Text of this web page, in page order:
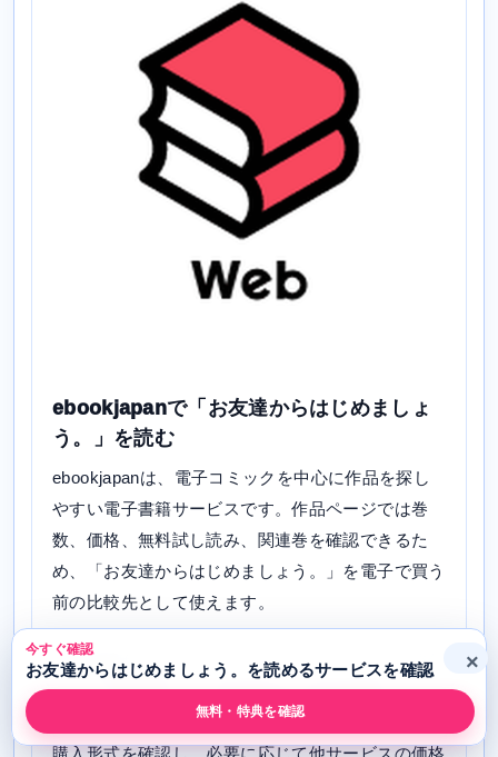
ebookjapanで「お友達からはじめましょ
う。」を読む
ebookjapanは、電子コミックを中心に作品を探し
やすい電子書籍サービスです。作品ページでは巻
数、価格、無料試し読み、関連巻を確認できるた
め、「お友達からはじめましょう。」を電子で買う
前の比較先として使えます。
「お友達からはじめましょう。」については、添付
データで配信あり。ebookjapanで読む場合は、作
品ページに表示される巻数、価格、無料試し読み、
購入形式を確認し、必要に応じて他サービスの価格
今すぐ確認
お友達からはじめましょう。を読めるサービスを確認
無料・特典を確認
×